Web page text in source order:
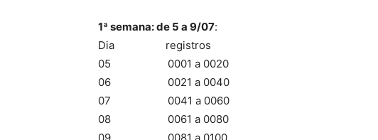
1ª semana: de 5 a 9/07:
Dia registros
05 0001 a 0020
06 0021 a 0040
07 0041 a 0060
08 0061 a 0080